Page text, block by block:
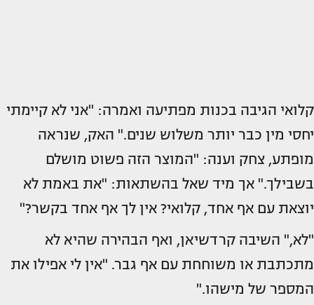
קלואי הגיבה בכנות מפתיעה ואמרה: "אני לא קיימתי
יחסי מין כבר יותר משלוש שנים." האק, שנראה
מופתע, צחק וענה: "המוצר הזה פשוט מושלם
בשבילך." אך מיד שאל בהשתאות: "את באמת לא
יוצאת עם אף אחד, קלואי? אין לך אף אחד בקשר?"
"לא," השיבה קרדשיאן, ואף הבהירה שהיא לא
מתכתבת או משוחחת עם אף גבר. "אין לי אפילו את
המספר של מישהו."